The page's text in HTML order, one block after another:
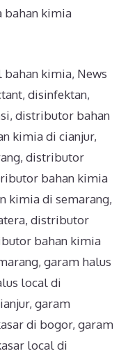
bahan kimia
bahan kimia, News
,disinfektan,
, distributor bahan
kimia di cianjur,
, distributor
bahan kimia
kimia di semarang,
, distributor
bahan kimia
, garam halus
local di
, garam
di bogor, garam
local di